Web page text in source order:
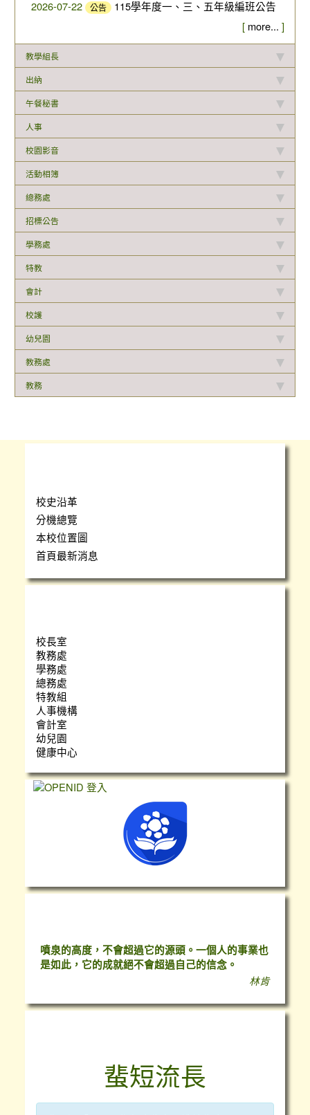
2026-07-22 公告
115學年度一、三、五年級編班公告
[ more... ]
教學組長
出納
午餐秘書
人事
校園影音
活動相簿
總務處
招標公告
學務處
特教
會計
校護
幼兒園
教務處
教務
校史沿革
分機總覽
本校位置圖
首頁最新消息
校長室
教務處
學務處
總務處
特教組
人事機構
會計室
幼兒園
健康中心
噴泉的高度，不會超過它的源頭。一個人的事業也
是如此，它的成就絕不會超過自己的信念。
林肯
蜚短流長